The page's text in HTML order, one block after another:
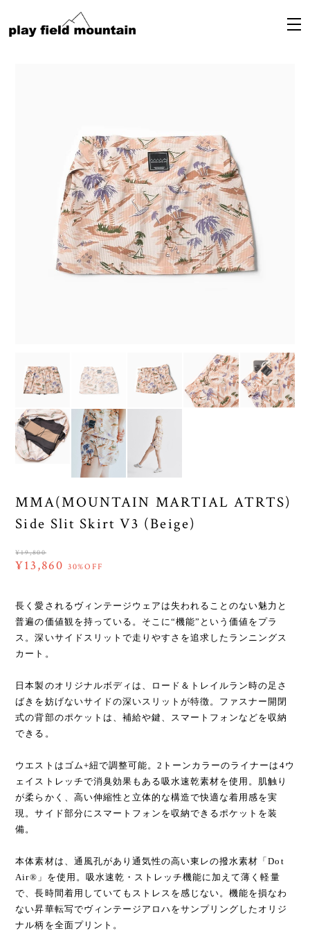
MMA(MOUNTAIN MARTIAL ATRTS)
Side Slit Skirt V3 (Beige)
¥19,800
¥13,860 30%OFF
長く愛されるヴィンテージウェアは失われることのない魅力と
普遍の価値観を持っている。そこに“機能”という価値をプラ
ス。深いサイドスリットで走りやすさを追求したランニングス
カート。
日本製のオリジナルボディは、ロード＆トレイルラン時の足さ
ばきを妨げないサイドの深いスリットが特徴。ファスナー開閉
式の背部のポケットは、補給や鍵、スマートフォンなどを収納
できる。
ウエストはゴム+紐で調整可能。2トーンカラーのライナーは4ウ
ェイストレッチで消臭効果もある吸水速乾素材を使用。肌触り
が柔らかく、高い伸縮性と立体的な構造で快適な着用感を実
現。サイド部分にスマートフォンを収納できるポケットを装
備。
本体素材は、通風孔があり通気性の高い東レの撥水素材「Dot
Air®︎」を使用。吸水速乾・ストレッチ機能に加えて薄く軽量
で、長時間着用していてもストレスを感じない。機能を損なわ
ない昇華転写でヴィンテージアロハをサンプリングしたオリジ
ナル柄を全面プリント。